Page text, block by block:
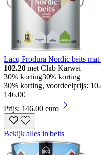
Lacq Produra Nordic beits
102.20 met Club Karwei
30% korting30% korting
30% korting, voordeelprijs:
146.00
Prijs: 146.00 euro
Bekijk alles in beits